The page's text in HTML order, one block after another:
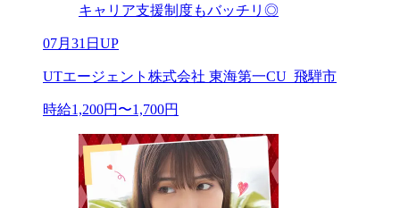
キャリア支援制度もバッチリ◎
07月31日UP
UTエージェント株式会社 東海第一CU_飛騨市
時給1,200円〜1,700円